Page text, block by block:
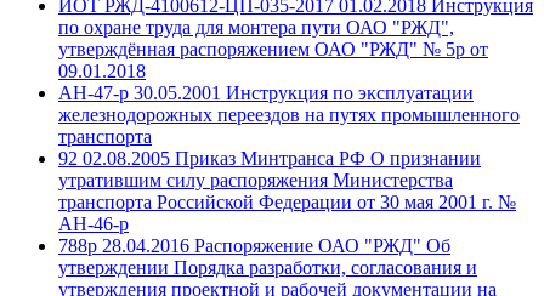
ИОТ РЖД-4100612-ЦП-035-2017 01.02.2018 Инструкция
по охране труда для монтера пути ОАО "РЖД",
утверждённая распоряжением ОАО "РЖД" № 5р от
09.01.2018
АН-47-р 30.05.2001 Инструкция по эксплуатации
железнодорожных переездов на путях промышленного
транспорта
92 02.08.2005 Приказ Минтранса РФ О признании
утратившим силу распоряжения Министерства
транспорта Российской Федерации от 30 мая 2001 г. №
АН-46-р
788р 28.04.2016 Распоряжение ОАО "РЖД" Об
утверждении Порядка разработки, согласования и
утверждения проектной и рабочей документации на